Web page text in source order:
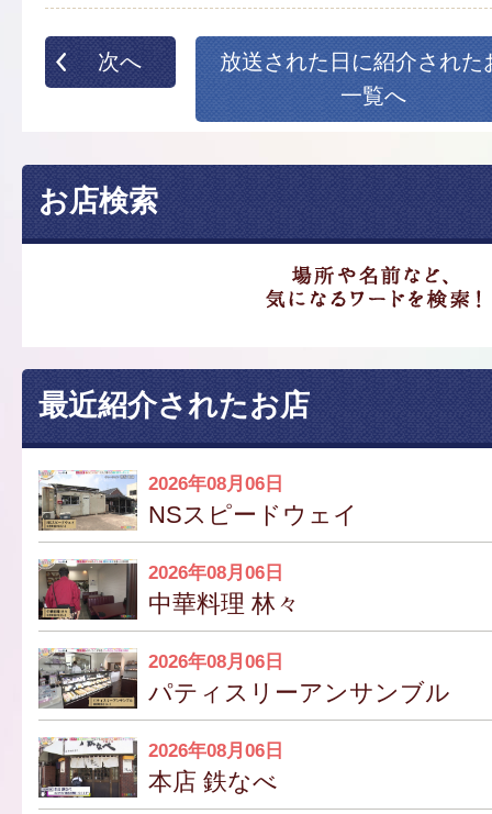
次へ
放送された日に紹介された
一覧へ
お店検索
最近紹介されたお店
2026年08月06日
NSスピードウェイ
2026年08月06日
中華料理 林々
2026年08月06日
パティスリーアンサンブル
2026年08月06日
本店 鉄なべ